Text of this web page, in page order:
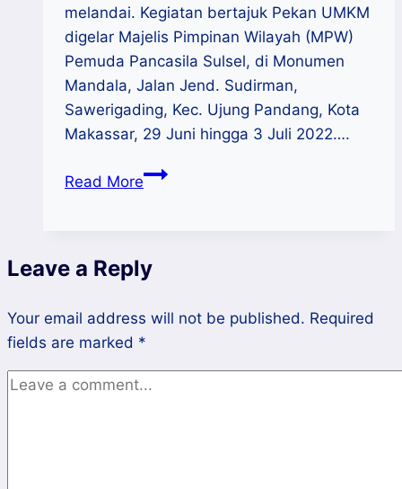
melandai. Kegiatan bertajuk Pekan UMKM
digelar Majelis Pimpinan Wilayah (MPW)
Pemuda Pancasila Sulsel, di Monumen
Mandala, Jalan Jend. Sudirman,
Sawerigading, Kec. Ujung Pandang, Kota
Makassar, 29 Juni hingga 3 Juli 2022….
Read MorePekan
VII
Pancasila
Sulsel
Leave a Reply
Your email address will not be published. Required
fields are marked *